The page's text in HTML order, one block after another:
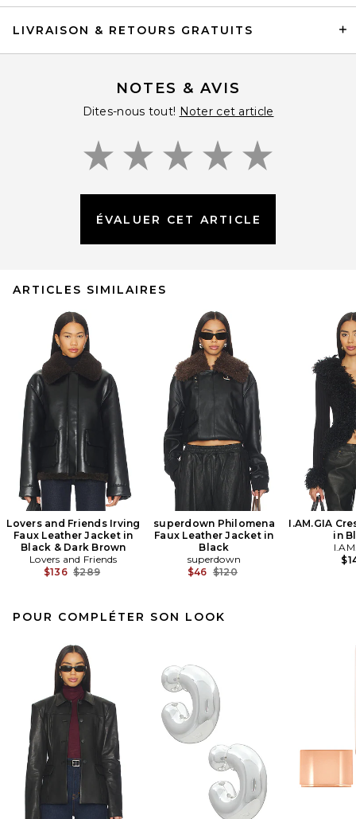
LIVRAISON & RETOURS GRATUITS
NOTES & AVIS
Dites-nous tout! Noter cet article
ÉVALUER CET ARTICLE
ARTICLES SIMILAIRES
Lovers and Friends Irving
Faux Leather Jacket in
Black & Dark Brown
Lovers and Friends
$136 Previous price:
$289
superdown Philomena
Faux Leather Jacket in
Black
superdown
$46 Previous price:
$120
I.AM.GIA
in
POUR COMPLÉTER SON LOOK